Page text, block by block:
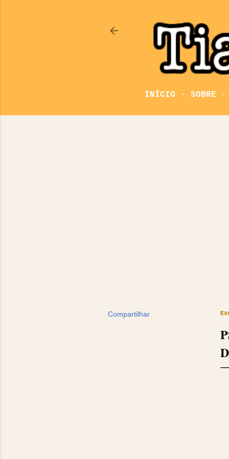
INÍCIO SOBRE
Compartilhar